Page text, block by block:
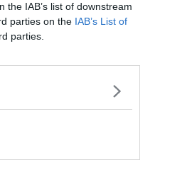
IAB’s list of downstream
parties on the IAB’s List of
parties.